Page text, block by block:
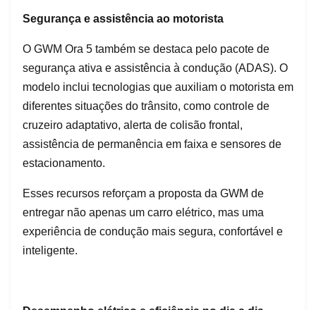
Segurança e assistência ao motorista
O GWM Ora 5 também se destaca pelo pacote de
segurança ativa e assistência à condução (ADAS). O
modelo inclui tecnologias que auxiliam o motorista em
diferentes situações do trânsito, como controle de
cruzeiro adaptativo, alerta de colisão frontal,
assistência de permanência em faixa e sensores de
estacionamento.
Esses recursos reforçam a proposta da GWM de
entregar não apenas um carro elétrico, mas uma
experiência de condução mais segura, confortável e
inteligente.